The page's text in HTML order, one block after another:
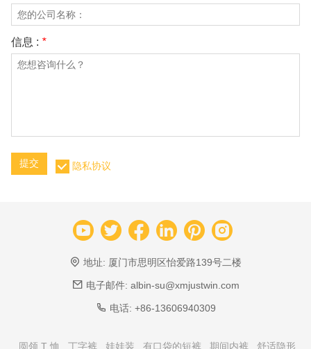
信息 : *
提交 隐私协议
地址: 厦门市思明区怡爱路139号二楼
电子邮件: albin-su@xmjustwin.com
电话: +86-13606940309
圆领 T 恤 丁字裤 娃娃装 有口袋的短裤 期间内裤 舒适隐形